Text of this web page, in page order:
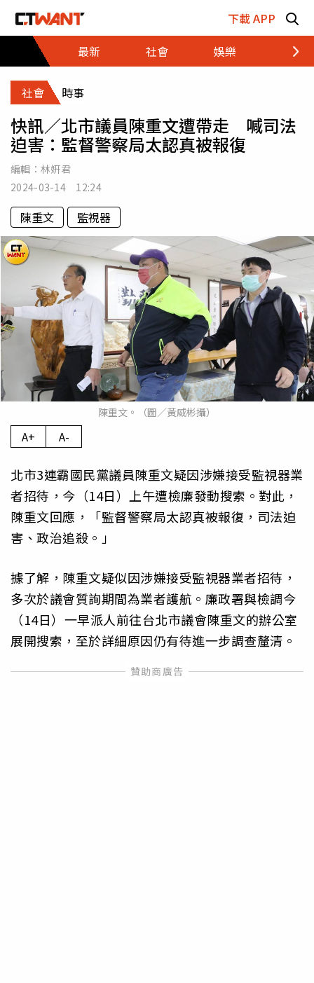
下載 APP
最新
社會 娛樂 財經
社會 時事
快訊／北市議員陳重文遭帶走 喊司法
迫害：監督警察局太認真被報復
編輯： 林姸君
2024-03-14 12:24
陳重文 監視器
陳重文。（圖／黃威彬攝）
A+ A-
北市3連霸國民黨議員陳重文疑因涉嫌接受監視器業
者招待，今（14日）上午遭檢廉發動搜索。對此，
陳重文回應，「監督警察局太認真被報復，司法迫
害、政治追殺。」
據了解，陳重文疑似因涉嫌接受監視器業者招待，
多次於議會質詢期間為業者護航。廉政署與檢調今
（14日）一早派人前往台北市議會陳重文的辦公室
展開搜索，至於詳細原因仍有待進一步調查釐清。